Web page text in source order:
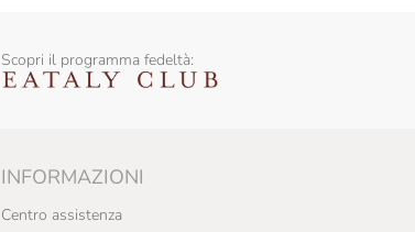
Scopri il programma fedeltà:
INFORMAZIONI
Centro assistenza